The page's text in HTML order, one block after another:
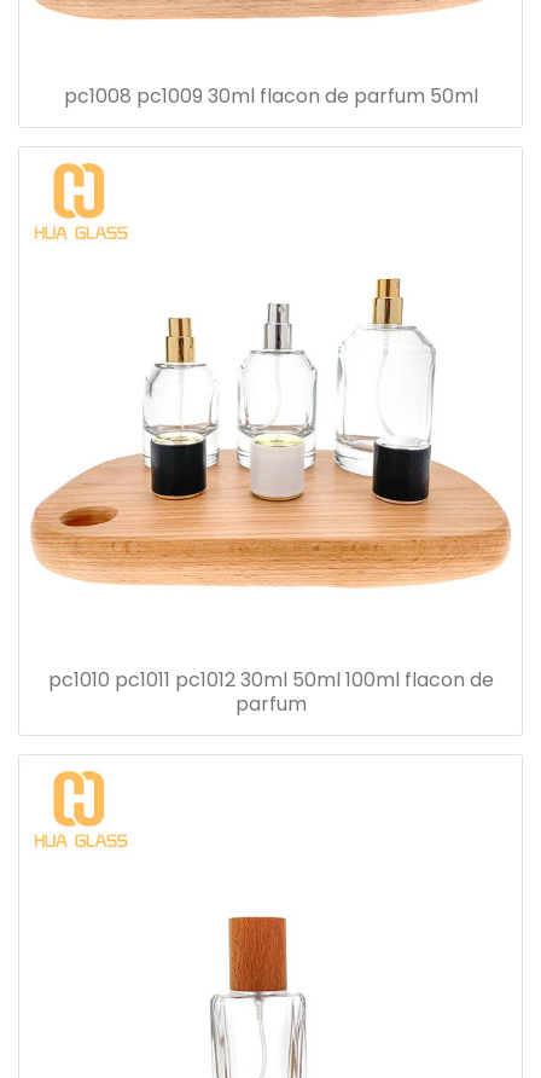
pc1008 pc1009 30ml flacon de parfum 50ml
pc1010 pc1011 pc1012 30ml 50ml 100ml flacon de
parfum